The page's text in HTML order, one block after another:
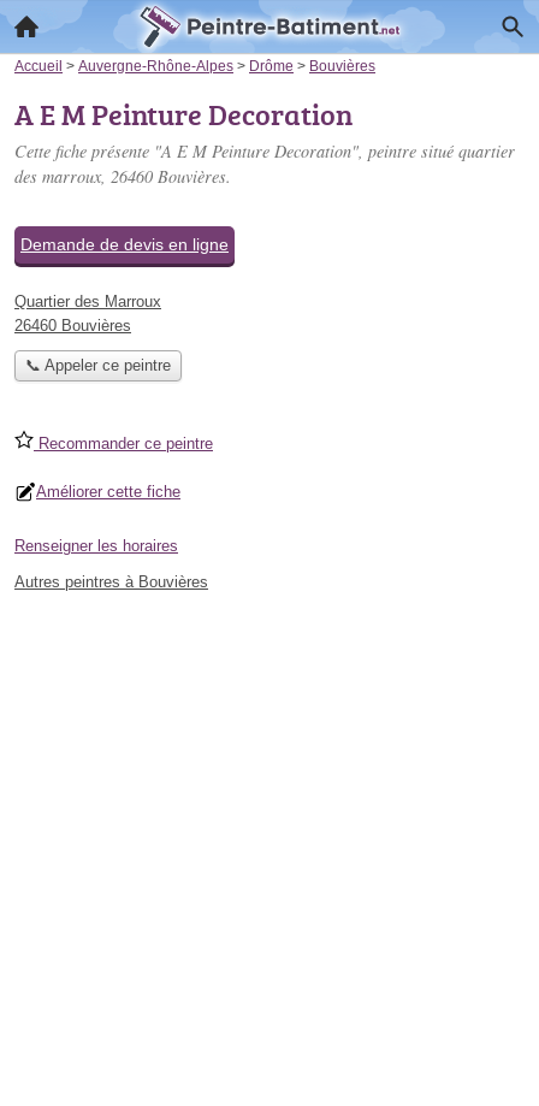
Accueil > Auvergne-Rhône-Alpes > Drôme > Bouvières
A E M Peinture Decoration
Cette fiche présente "A E M Peinture Decoration", peintre situé quartier
des marroux, 26460 Bouvières.
Demande de devis en ligne
Quartier des Marroux
26460 Bouvières
📞 Appeler ce peintre
Recommander ce peintre
Améliorer cette fiche
Renseigner les horaires
Autres peintres à Bouvières